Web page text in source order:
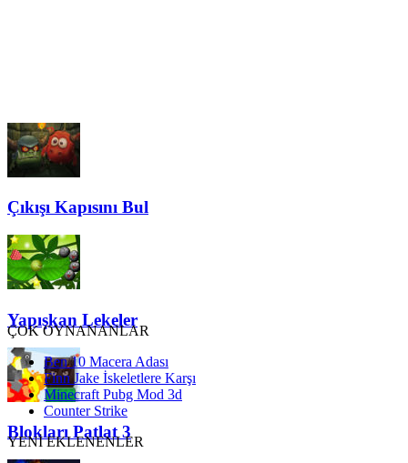
Çıkışı Kapısını Bul
Yapışkan Lekeler
Blokları Patlat 3
ÇOK OYNANANLAR
Ben 10 Macera Adası
Finn Jake İskeletlere Karşı
Minecraft Pubg Mod 3d
Counter Strike
YENİ EKLENENLER